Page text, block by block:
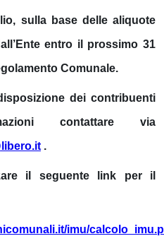
sulla base delle aliquote
entro il prossimo 31
Comunale.
dei contribuenti
contattare via
.
il seguente link per il
imu/